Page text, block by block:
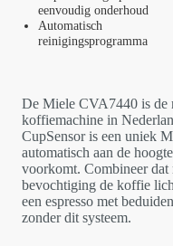
eenvoudig onderhoud
Automatisch
reinigingsprogramma
De Miele CVA7440 is de
koffiemachine in
CupSensor is een uniek
automatisch aan de
voorkomt. Combineer
bevochtiging de koffie
een espresso met
zonder dit systeem.